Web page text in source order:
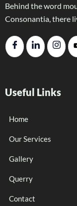
Behind the word
Consonantia, there
Useful Links
Home
Our Services
Gallery
Querry
Contact